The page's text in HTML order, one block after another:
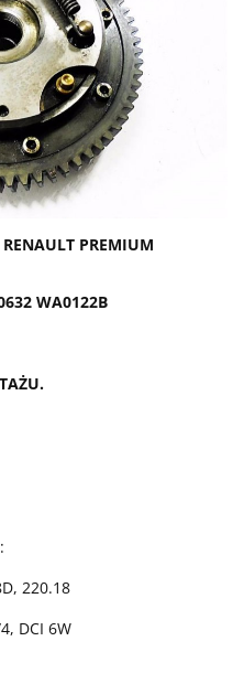
PREMIUM
WA0122B
220.18
DCI 6W